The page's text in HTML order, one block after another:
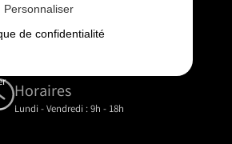
contact@gd-drones-services.fr
Horaires
Lundi - Vendredi : 9h - 18h
Personnaliser
de confidentialité